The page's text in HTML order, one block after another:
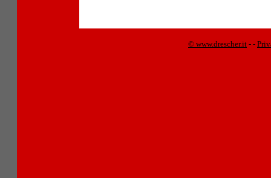
© www.drescher.it - -